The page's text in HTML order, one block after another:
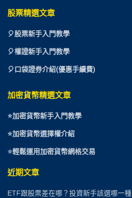
股票精選文章
🎈股票新手入門教學
🎈權證新手入門教學
🎈口袋證券介紹(優惠手續費)
加密貨幣精選文章
⭐加密貨幣新手入門教學
⭐加密貨幣選擇權介紹
⭐輕鬆運用加密貨幣網格交易
近期文章
ETF跟股票差在哪？投資新手該選哪一種